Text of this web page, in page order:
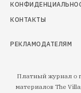
КОНТАКТЫ
РЕКЛАМОДАТЕЛЯМ
Платный журнал о
материалов The